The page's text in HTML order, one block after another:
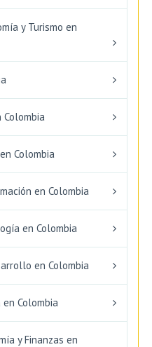
y Turismo en
Colombia
Colombia
en Colombia
en Colombia
en Colombia
Colombia
y Finanzas en